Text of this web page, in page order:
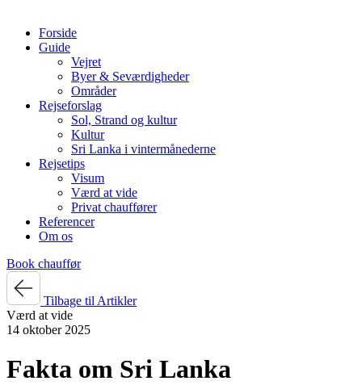
Forside
Guide
Vejret
Byer & Seværdigheder
Områder
Rejseforslag
Sol, Strand og kultur
Kultur
Sri Lanka i vintermånederne
Rejsetips
Visum
Værd at vide
Privat chauffører
Referencer
Om os
Book chauffør
Tilbage til Artikler
Værd at vide
14 oktober 2025
Fakta om Sri Lanka